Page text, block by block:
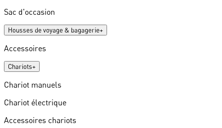
Sac d'occasion
Housses de voyage & bagagerie+
Accessoires
Chariots+
Chariot manuels
Chariot électrique
Accessoires chariots